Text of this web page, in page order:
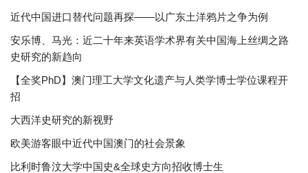
近代中国进口替代问题再探——以广东土洋鸦片之争为例
安乐博、马光：近二十年来英语学术界有关中国海上丝绸之路
史研究的新趋向
【全奖PhD】澳门理工大学文化遗产与人类学博士学位课程开
招
大西洋史研究的新视野
欧美游客眼中近代中国澳门的社会景象
比利时鲁汶大学中国史&全球史方向招收博士生